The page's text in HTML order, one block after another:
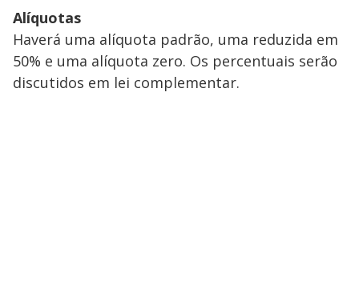
Alíquotas
Haverá uma alíquota padrão, uma reduzida em
50% e uma alíquota zero. Os percentuais serão
discutidos em lei complementar.